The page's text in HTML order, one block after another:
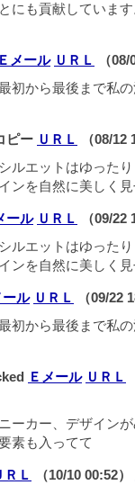
にも貢献していま
Ｅメール ＵＲＬ
（
初から最後まで私
ピー ＵＲＬ
（08/12
ルエットはゆった
ンを自然に美しく
ール ＵＲＬ
（09/22
ルエットはゆった
ンを自然に美しく
ール ＵＲＬ
（09/22
初から最後まで私
Ｅメール ＵＲＬ
ーカー、デザイン
素も入ってて
ＲＬ
（10/10 00:52）